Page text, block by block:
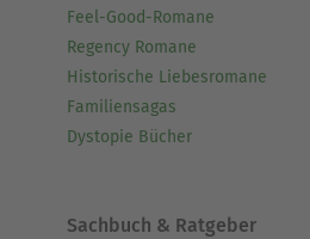
Feel-Good-Romane
Regency Romane
Historische Liebesromane
Familiensagas
Dystopie Bücher
Sachbuch & Ratgeber